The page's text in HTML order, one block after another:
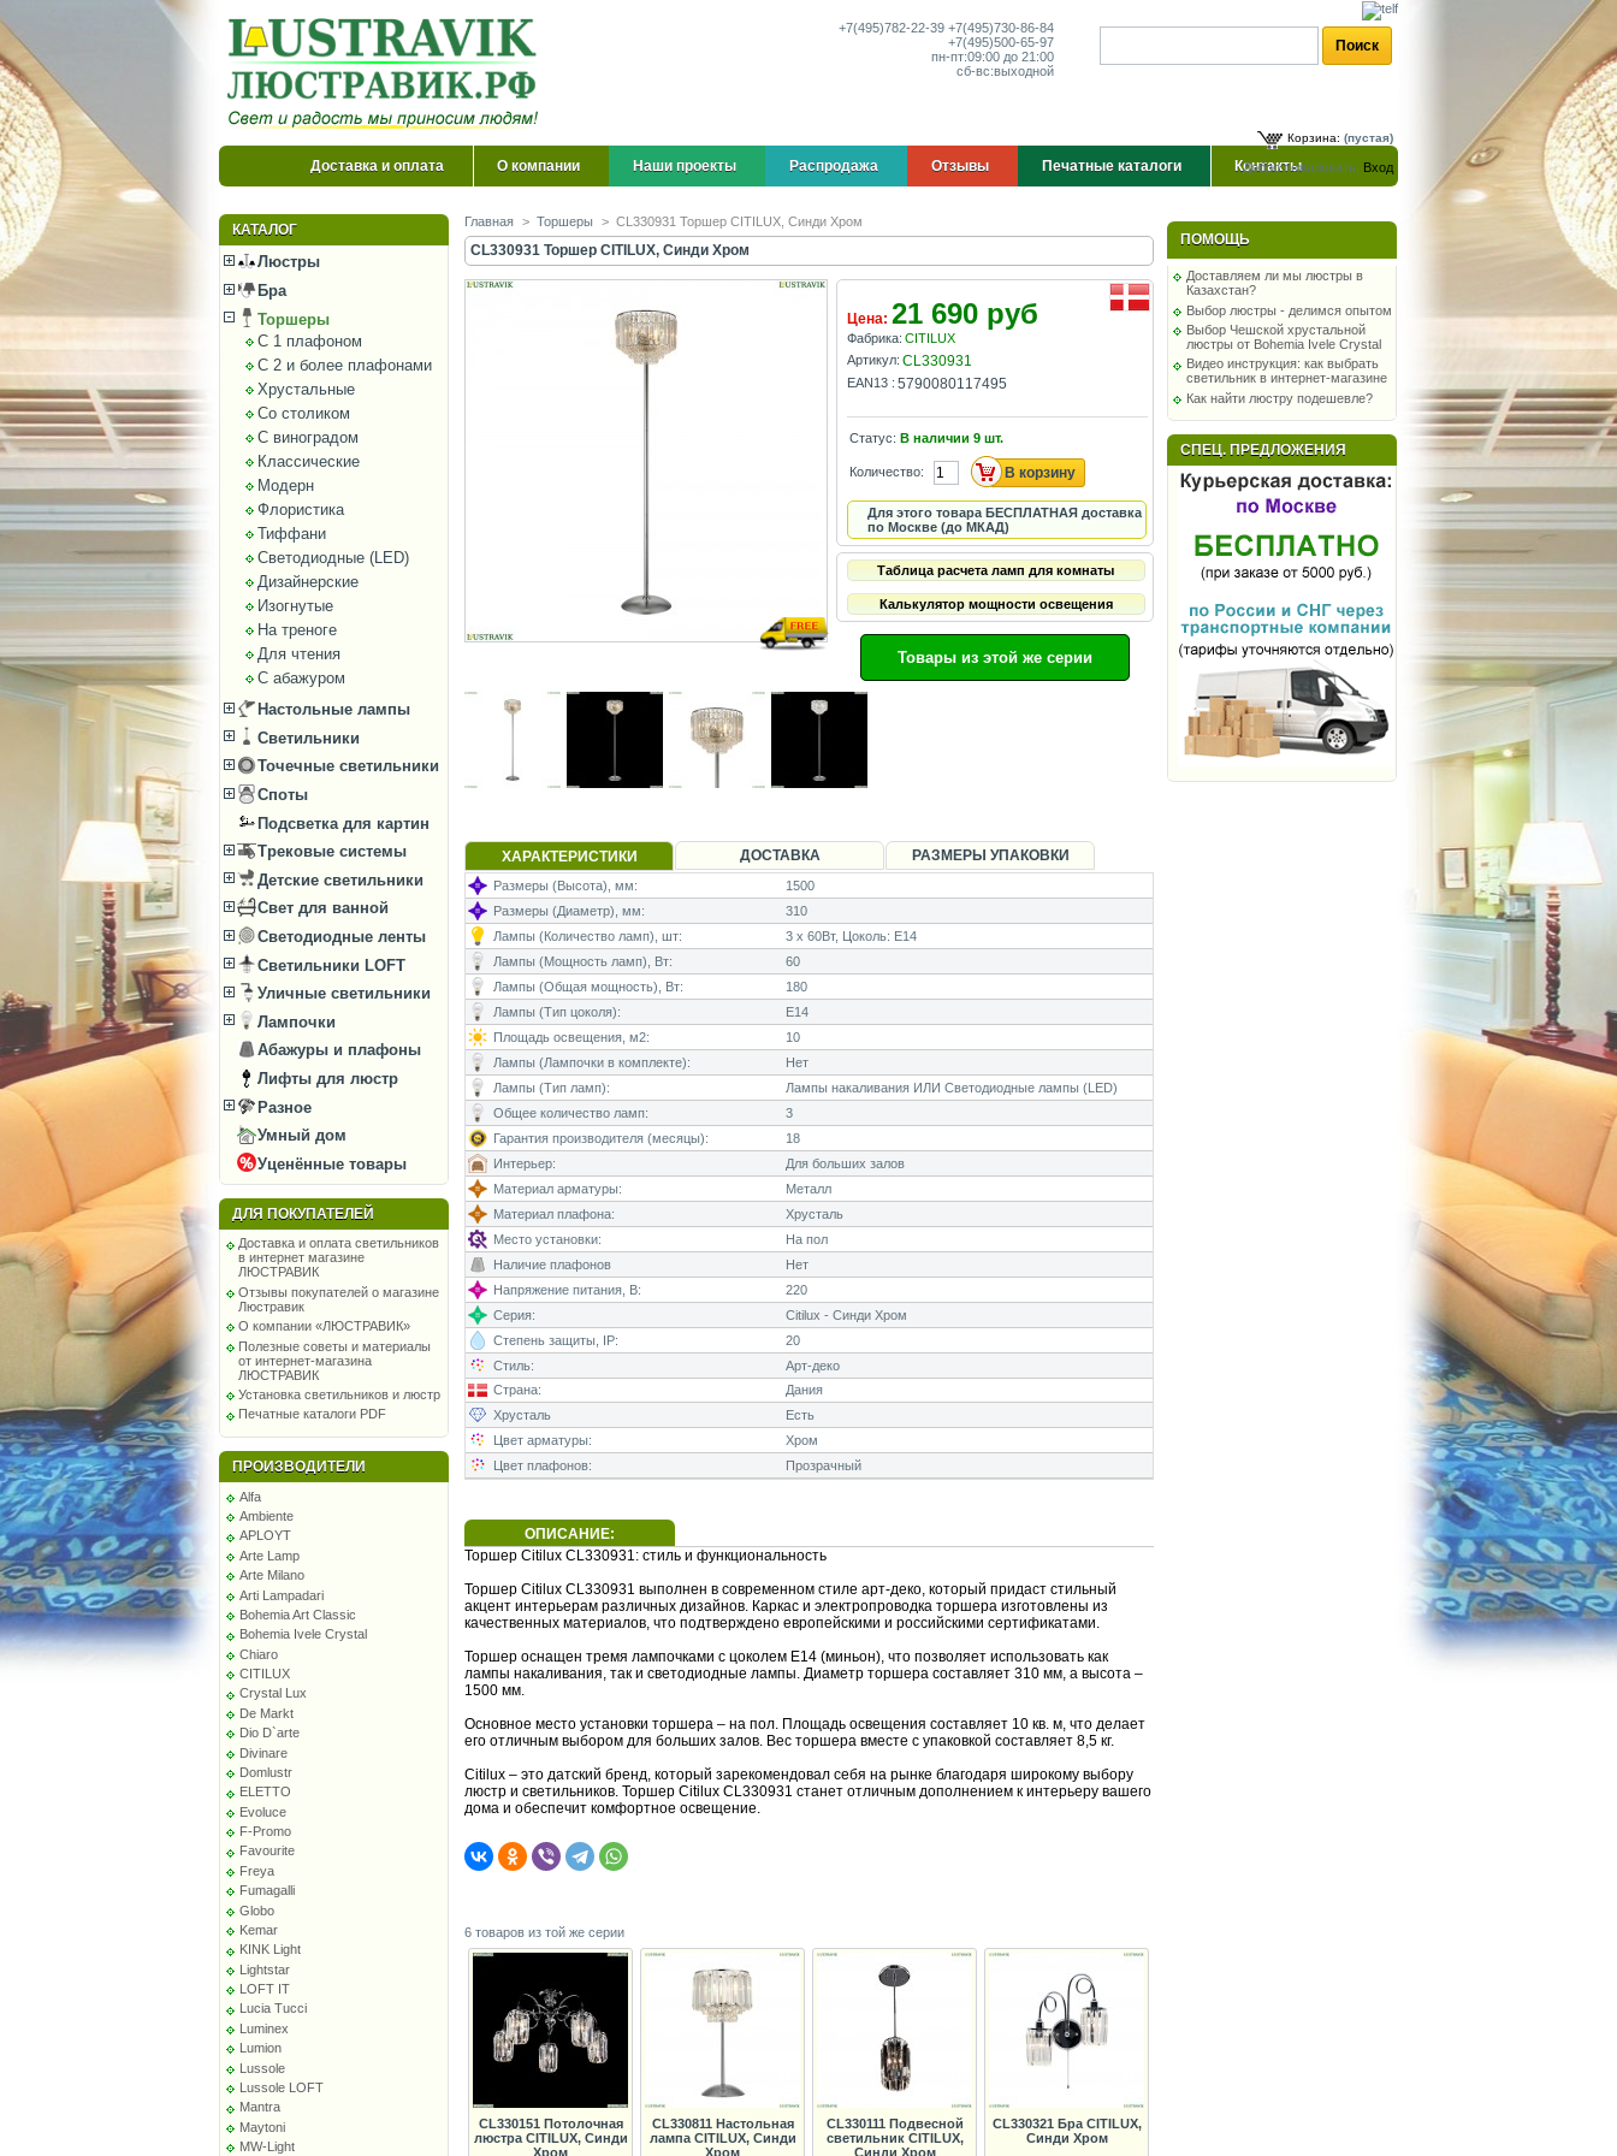
+7(495)782-22-39 +7(495)730-86-84
+7(495)500-65-97
пн-пт:09:00 до 21:00
сб-вс:выходной
Корзина: (пустая)
Добро пожаловать, Вход
Доставка и оплата О компании Наши проекты Распродажа Отзывы Печатные каталоги Контакты
КАТАЛОГ
Люстры
Бра
Торшеры
С 1 плафоном
С 2 и более плафонами
Хрустальные
Со столиком
С виноградом
Классические
Модерн
Флористика
Тиффани
Светодиодные (LED)
Дизайнерские
Изогнутые
На треноге
Для чтения
С абажуром
Настольные лампы
Светильники
Точечные светильники
Споты
Подсветка для картин
Трековые системы
Детские светильники
Свет для ванной
Светодиодные ленты
Светильники LOFT
Уличные светильники
Лампочки
Абажуры и плафоны
Лифты для люстр
Разное
Умный дом
Уценённые товары
ДЛЯ ПОКУПАТЕЛЕЙ
Доставка и оплата светильников
в интернет магазине
ЛЮСТРАВИК
Отзывы покупателей о магазине
Люстравик
О компании «ЛЮСТРАВИК»
Полезные советы и материалы
от интернет-магазина
ЛЮСТРАВИК
Установка светильников и люстр
Печатные каталоги PDF
ПРОИЗВОДИТЕЛИ
Alfa
Ambiente
APLOYT
Arte Lamp
Arte Milano
Arti Lampadari
Bohemia Art Classic
Bohemia Ivele Crystal
Chiaro
CITILUX
Crystal Lux
De Markt
Dio D`arte
Divinare
Domlustr
ELETTO
Evoluce
F-Promo
Favourite
Freya
Fumagalli
Globo
Kemar
KINK Light
Lightstar
LOFT IT
Lucia Tucci
Luminex
Lumion
Lussole
Lussole LOFT
Mantra
Maytoni
MW-Light
Главная > Торшеры > CL330931 Торшер CITILUX, Синди Хром
CL330931 Торшер CITILUX, Синди Хром
Цена: 21 690 руб
Фабрика: CITILUX
Артикул: CL330931
EAN13 : 5790080117495
Статус: В наличии 9 шт.
Количество:
Для этого товара БЕСПЛАТНАЯ доставка
по Москве (до МКАД)
Таблица расчета ламп для комнаты
Калькулятор мощности освещения
Товары из этой же серии
ХАРАКТЕРИСТИКИ ДОСТАВКА РАЗМЕРЫ УПАКОВКИ
Размеры (Высота), мм:
1500
Размеры (Диаметр), мм:
310
Лампы (Количество ламп), шт:
3 x 60Вт, Цоколь: E14
Лампы (Мощность ламп), Вт:
60
Лампы (Общая мощность), Вт:
180
Лампы (Тип цоколя):
E14
Площадь освещения, м2:
10
Лампы (Лампочки в комплекте):
Нет
Лампы (Тип ламп):
Лампы накаливания ИЛИ Светодиодные лампы (LED)
Общее количество ламп:
3
Гарантия производителя (месяцы):
18
Интерьер:
Для больших залов
Материал арматуры:
Металл
Материал плафона:
Хрусталь
Место установки:
На пол
Наличие плафонов
Нет
Напряжение питания, В:
220
Серия:
Citilux - Синди Хром
Степень защиты, IP:
20
Стиль:
Арт-деко
Страна:
Дания
Хрусталь
Есть
Цвет арматуры:
Хром
Цвет плафонов:
Прозрачный
ОПИСАНИЕ:
Торшер Citilux CL330931: стиль и функциональность
Торшер Citilux CL330931 выполнен в современном стиле арт-деко, который придаст стильный
акцент интерьерам различных дизайнов. Каркас и электропроводка торшера изготовлены из
качественных материалов, что подтверждено европейскими и российскими сертификатами.
Торшер оснащен тремя лампочками с цоколем E14 (миньон), что позволяет использовать как
лампы накаливания, так и светодиодные лампы. Диаметр торшера составляет 310 мм, а высота –
1500 мм.
Основное место установки торшера – на пол. Площадь освещения составляет 10 кв. м, что делает
его отличным выбором для больших залов. Вес торшера вместе с упаковкой составляет 8,5 кг.
Citilux – это датский бренд, который зарекомендовал себя на рынке благодаря широкому выбору
люстр и светильников. Торшер Citilux CL330931 станет отличным дополнением к интерьеру вашего
дома и обеспечит комфортное освещение.
6 товаров из той же серии
CL330151 Потолочная
люстра CITILUX, Синди
Хром
CL330811 Настольная
лампа CITILUX, Синди
Хром
CL330111 Подвесной
светильник CITILUX,
Синди Хром
CL330321 Бра CITILUX,
Синди Хром
ПОМОЩЬ
Доставляем ли мы люстры в
Казахстан?
Выбор люстры - делимся опытом
Выбор Чешской хрустальной
люстры от Bohemia Ivele Crystal
Видео инструкция: как выбрать
светильник в интернет-магазине
Как найти люстру подешевле?
СПЕЦ. ПРЕДЛОЖЕНИЯ